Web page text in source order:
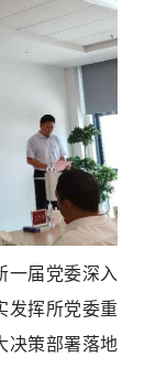
一届党委深入
发挥所党委重
决策部署落地